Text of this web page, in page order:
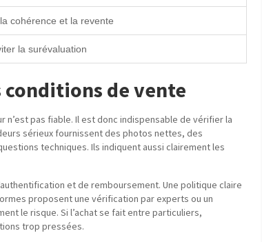
cohérence et la revente
la surévaluation
de vente
n’est pas fiable. Il est donc indispensable de vérifier la
sérieux fournissent des photos nettes, des
techniques. Ils indiquent aussi clairement les
et de remboursement. Une politique claire
proposent une vérification par experts ou un
le risque. Si l’achat se fait entre particuliers,
trop pressées.